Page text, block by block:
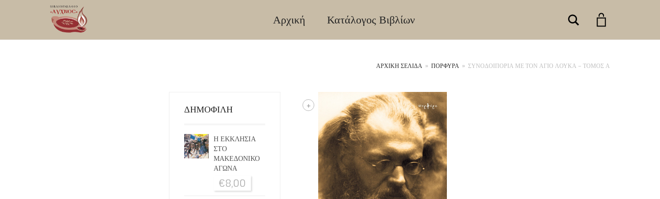
Αρχική Κατάλογος Βιβλίων Search
ΑΡΧΙΚΉ ΣΕΛΊΔΑ » ΠΟΡΦΥΡΑ » ΣΥΝΟΔΟΙΠΟΡΙΑ ΜΕ ΤΟΝ ΑΓΙΟ ΛΟΥΚΑ – ΤΟΜΟΣ Α
+
ΔΗΜΟΦΙΛΗ
Η ΕΚΚΛΗΣΙΑ
ΣΤΟ
ΜΑΚΕΔΟΝΙΚΟ
ΑΓΩΝΑ
€8,00